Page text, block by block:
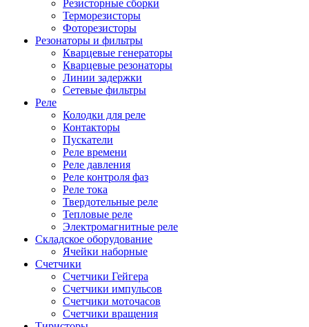
Резисторные сборки
Терморезисторы
Фоторезисторы
Резонаторы и фильтры
Кварцевые генераторы
Кварцевые резонаторы
Линии задержки
Сетевые фильтры
Реле
Колодки для реле
Контакторы
Пускатели
Реле времени
Реле давления
Реле контроля фаз
Реле тока
Твердотельные реле
Тепловые реле
Электромагнитные реле
Складское оборудование
Ячейки наборные
Счетчики
Счетчики Гейгера
Счетчики импульсов
Счетчики моточасов
Счетчики вращения